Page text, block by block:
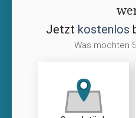
Jetzt kostenlos
Was möchten